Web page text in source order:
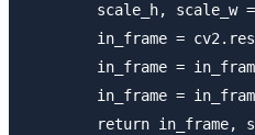
scale_h, scale_w
in_frame =
in_frame =
in_frame =
return in_frame,